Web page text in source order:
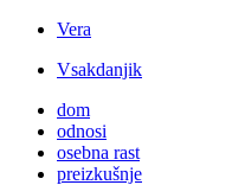
Vera
Vsakdanjik
dom
odnosi
osebna rast
preizkušnje